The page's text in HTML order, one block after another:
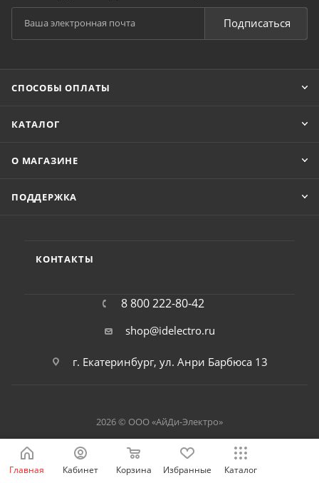
Подписаться
СПОСОБЫ ОПЛАТЫ
КАТАЛОГ
О МАГАЗИНЕ
ПОДДЕРЖКА
КОНТАКТЫ
8 800 222-80-42
shop@idelectro.ru
г. Екатеринбург, ул. Анри Барбюса 13
2026 © ООО «АйДи-Электро»
Главная Кабинет Корзина Избранные Каталог